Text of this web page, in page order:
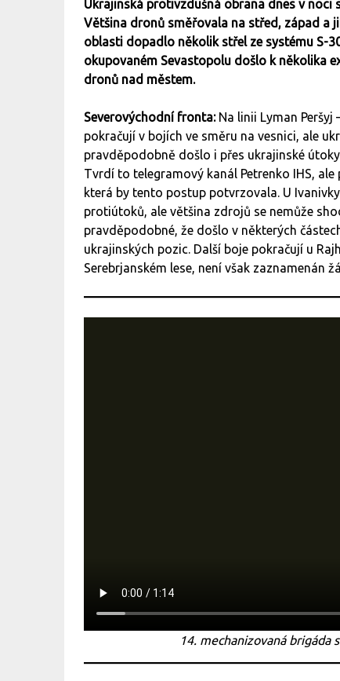
Ukrajinská protivzdušná obrana dnes v noci
Většina dronů směřovala na střed, západ a
oblasti dopadlo několik střel ze systému S-
okupovaném Sevastopolu došlo k několika
dronů nad městem.
Severovýchodní fronta: Na linii Lyman Peršyj
pokračují v bojích ve směru na vesnici, ale
pravděpodobně došlo i přes ukrajinské
Tvrdí to telegramový kanál Petrenko IHS,
která by tento postup potvrzovala. U
protiútoků, ale většina zdrojů se nemůže
pravděpodobné, že došlo v některých
ukrajinských pozic. Další boje pokračují u
Serebrjanském lese, není však zaznamenán
14. mechanizovaná brigáda